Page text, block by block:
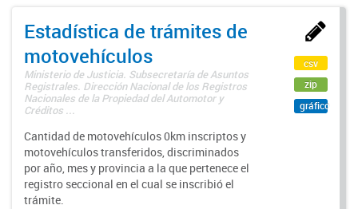
Estadística de trámites de
motovehículos
Ministerio de Justicia. Subsecretaría de Asuntos
Registrales. Dirección Nacional de los Registros
Nacionales de la Propiedad del Automotor y
Créditos ...
Cantidad de motovehículos 0km inscriptos y
motovehículos transferidos, discriminados
por año, mes y provincia a la que pertenece el
registro seccional en el cual se inscribió el
trámite.
csv
zip
gráfico